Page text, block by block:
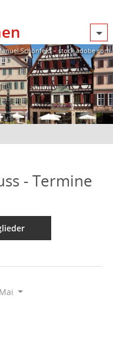
Schönfeld – stock.adobe.com
- Termine
Mai